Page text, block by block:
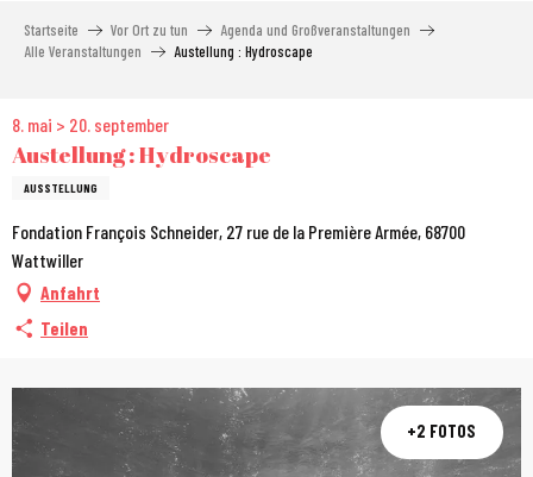
Startseite Vor Ort zu tun
Agenda und Großveranstaltungen
Alle Veranstaltungen
Austellung : Hydroscape
8. mai > 20. september
Austellung : Hydroscape
AUSSTELLUNG
Fondation François Schneider, 27 rue de la Première Armée, 68700
Wattwiller
Anfahrt
Teilen
+2 FOTOS